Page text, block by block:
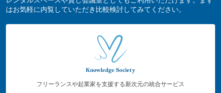
はお気軽に内覧していただき比較検討してみてください。
フリーランスや起業家を支援する新次元の統合サービス